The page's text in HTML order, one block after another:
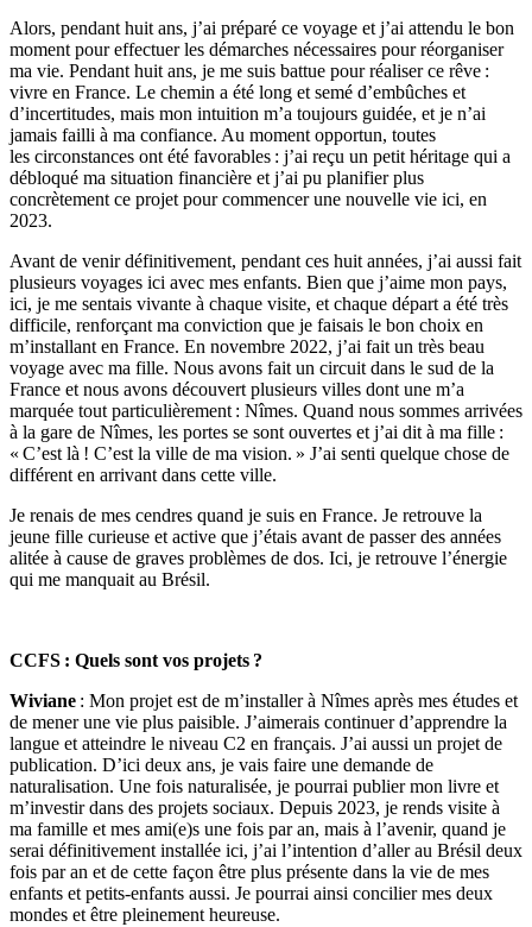
Alors, pendant huit ans, j’ai préparé ce voyage et j’ai attendu le bon
moment pour effectuer les démarches nécessaires pour réorganiser
ma vie. Pendant huit ans, je me suis battue pour réaliser ce rêve :
vivre en France. Le chemin a été long et semé d’embûches et
d’incertitudes, mais mon intuition m’a toujours guidée, et je n’ai
jamais failli à ma confiance. Au moment opportun, toutes
les circonstances ont été favorables : j’ai reçu un petit héritage qui a
débloqué ma situation financière et j’ai pu planifier plus
concrètement ce projet pour commencer une nouvelle vie ici, en
2023.
Avant de venir définitivement, pendant ces huit années, j’ai aussi fait
plusieurs voyages ici avec mes enfants. Bien que j’aime mon pays,
ici, je me sentais vivante à chaque visite, et chaque départ a été très
difficile, renforçant ma conviction que je faisais le bon choix en
m’installant en France. En novembre 2022, j’ai fait un très beau
voyage avec ma fille. Nous avons fait un circuit dans le sud de la
France et nous avons découvert plusieurs villes dont une m’a
marquée tout particulièrement : Nîmes. Quand nous sommes arrivées
à la gare de Nîmes, les portes se sont ouvertes et j’ai dit à ma fille :
« C’est là ! C’est la ville de ma vision. » J’ai senti quelque chose de
différent en arrivant dans cette ville.
Je renais de mes cendres quand je suis en France. Je retrouve la
jeune fille curieuse et active que j’étais avant de passer des années
alitée à cause de graves problèmes de dos. Ici, je retrouve l’énergie
qui me manquait au Brésil.
CCFS : Quels sont vos projets ?
Wiviane : Mon projet est de m’installer à Nîmes après mes études et
de mener une vie plus paisible. J’aimerais continuer d’apprendre la
langue et atteindre le niveau C2 en français. J’ai aussi un projet de
publication. D’ici deux ans, je vais faire une demande de
naturalisation. Une fois naturalisée, je pourrai publier mon livre et
m’investir dans des projets sociaux. Depuis 2023, je rends visite à
ma famille et mes ami(e)s une fois par an, mais à l’avenir, quand je
serai définitivement installée ici, j’ai l’intention d’aller au Brésil deux
fois par an et de cette façon être plus présente dans la vie de mes
enfants et petits-enfants aussi. Je pourrai ainsi concilier mes deux
mondes et être pleinement heureuse.